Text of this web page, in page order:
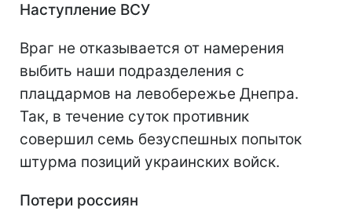
Наступление ВСУ
Враг не отказывается от намерения
выбить наши подразделения с
плацдармов на левобережье Днепра.
Так, в течение суток противник
совершил семь безуспешных попыток
штурма позиций украинских войск.
Потери россиян